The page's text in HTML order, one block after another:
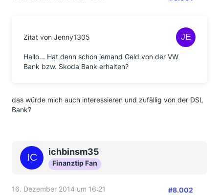
Zitat von Jenny1305
Hallo... Hat denn schon jemand Geld von der VW
Bank bzw. Skoda Bank erhalten?
das würde mich auch interessieren und zufällig von der DSL
Bank?
ichbinsm35
Finanztip Fan
16. Dezember 2014 um 16:21 #8.002